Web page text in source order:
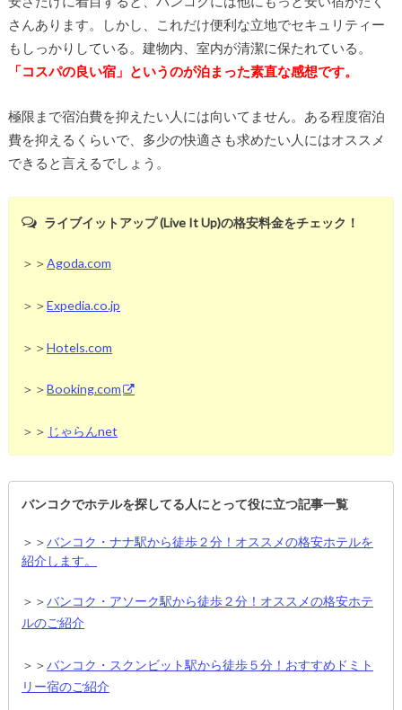
さんあります。しかし、これだけ便利な立地でセキュリティー
もしっかりしている。建物内、室内が清潔に保たれている。
「コスパの良い宿」というのが泊まった素直な感想です。
極限まで宿泊費を抑えたい人には向いてません。ある程度宿泊
費を抑えるくらいで、多少の快適さも求めたい人にはオススメ
できると言えるでしょう。
ライブイットアップ (Live It Up)の格安料金をチェック！
＞＞Agoda.com
＞＞Expedia.co.jp
＞＞Hotels.com
＞＞Booking.com
＞＞ じゃらんnet
バンコクでホテルを探してる人にとって役に立つ記事一覧
＞＞バンコク・ナナ駅から徒歩２分！オススメの格安ホテルを
紹介します。
＞＞バンコク・アソーク駅から徒歩２分！オススメの格安ホテ
ルのご紹介
＞＞バンコク・スクンビット駅から徒歩５分！おすすめドミト
リー宿のご紹介